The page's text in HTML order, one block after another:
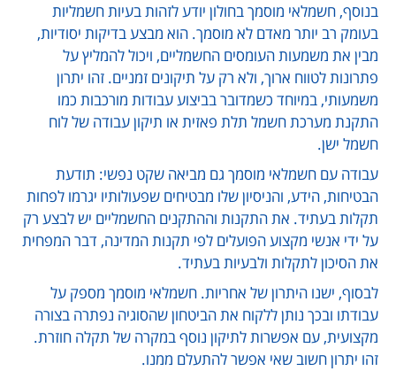
בנוסף, חשמלאי מוסמך בחולון יודע לזהות בעיות חשמליות
בעומק רב יותר מאדם לא מוסמך. הוא מבצע בדיקות יסודיות,
מבין את משמעות העומסים החשמליים, ויכול להמליץ על
פתרונות לטווח ארוך, ולא רק על תיקונים זמניים. זהו יתרון
משמעותי, במיוחד כשמדובר בביצוע עבודות מורכבות כמו
התקנת מערכת חשמל תלת פאזית או תיקון עבודה של לוח
חשמל ישן.
עבודה עם חשמלאי מוסמך גם מביאה שקט נפשי: תודעת
הבטיחות, הידע, והניסיון שלו מבטיחים שפעולותיו יגרמו לפחות
תקלות בעתיד. את התקנות וההתקנים החשמליים יש לבצע רק
על ידי אנשי מקצוע הפועלים לפי תקנות המדינה, דבר המפחית
את הסיכון לתקלות ולבעיות בעתיד.
לבסוף, ישנו היתרון של אחריות. חשמלאי מוסמך מספק על
עבודתו ובכך נותן ללקוח את הביטחון שהסוגיה נפתרה בצורה
מקצועית, עם אפשרות לתיקון נוסף במקרה של תקלה חוזרת.
זהו יתרון חשוב שאי אפשר להתעלם ממנו.